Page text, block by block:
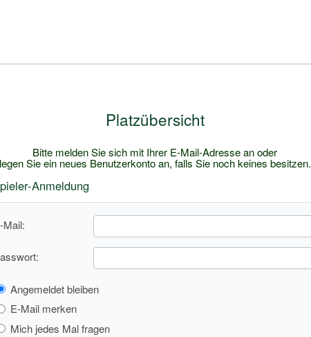
Platzübersicht
Bitte melden Sie sich mit Ihrer E-Mail-Adresse an oder
Sie ein neues Benutzerkonto an, falls Sie noch keines besitzen.
Anmeldung
Mail:
Angemeldet bleiben
E-Mail merken
Mich jedes Mal fragen